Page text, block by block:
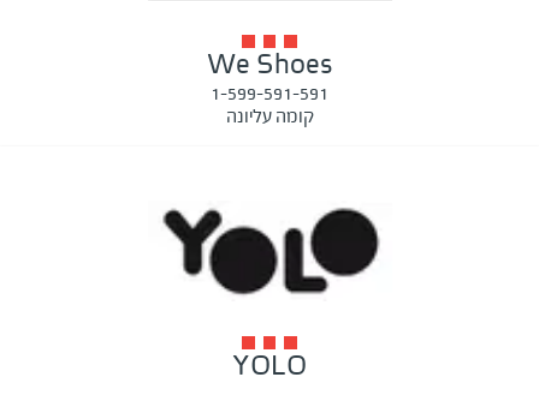
We Shoes
1-599-591-591
קומה עליונה
YOLO